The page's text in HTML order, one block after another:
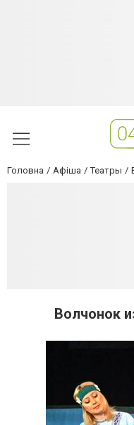
Головна Афіша Театры
Волчонок